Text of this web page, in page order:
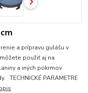
a prípravu gulášu v
použiť aj na
a iných pokrmov.
TECHNICKÉ PARAMETRE